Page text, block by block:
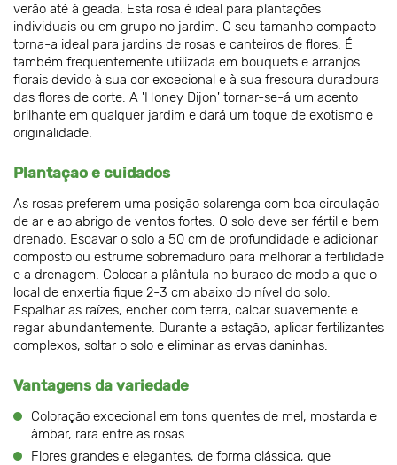
verão até à geada. Esta rosa é ideal para plantações
individuais ou em grupo no jardim. O seu tamanho compacto
torna-a ideal para jardins de rosas e canteiros de flores. É
também frequentemente utilizada em bouquets e arranjos
florais devido à sua cor excecional e à sua frescura duradoura
das flores de corte. A 'Honey Dijon' tornar-se-á um acento
brilhante em qualquer jardim e dará um toque de exotismo e
originalidade.
Plantaçao e cuidados
As rosas preferem uma posição solarenga com boa circulação
de ar e ao abrigo de ventos fortes. O solo deve ser fértil e bem
drenado. Escavar o solo a 50 cm de profundidade e adicionar
composto ou estrume sobremaduro para melhorar a fertilidade
e a drenagem. Colocar a plântula no buraco de modo a que o
local de enxertia fique 2-3 cm abaixo do nível do solo.
Espalhar as raízes, encher com terra, calcar suavemente e
regar abundantemente. Durante a estação, aplicar fertilizantes
complexos, soltar o solo e eliminar as ervas daninhas.
Vantagens da variedade
Coloração excecional em tons quentes de mel, mostarda e
âmbar, rara entre as rosas.
Flores grandes e elegantes, de forma clássica, que